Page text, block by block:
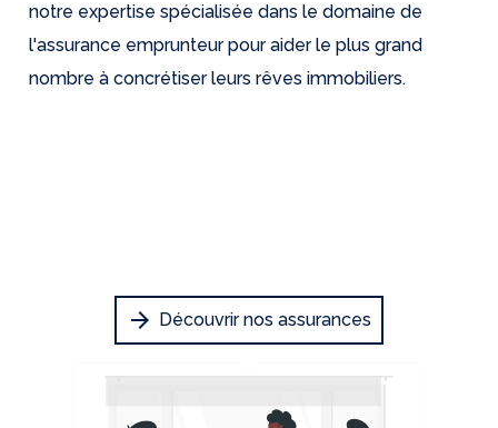
notre expertise spécialisée dans le domaine de
l'assurance emprunteur pour aider le plus grand
nombre à concrétiser leurs rêves immobiliers.
arrow_forward Découvrir nos assurances